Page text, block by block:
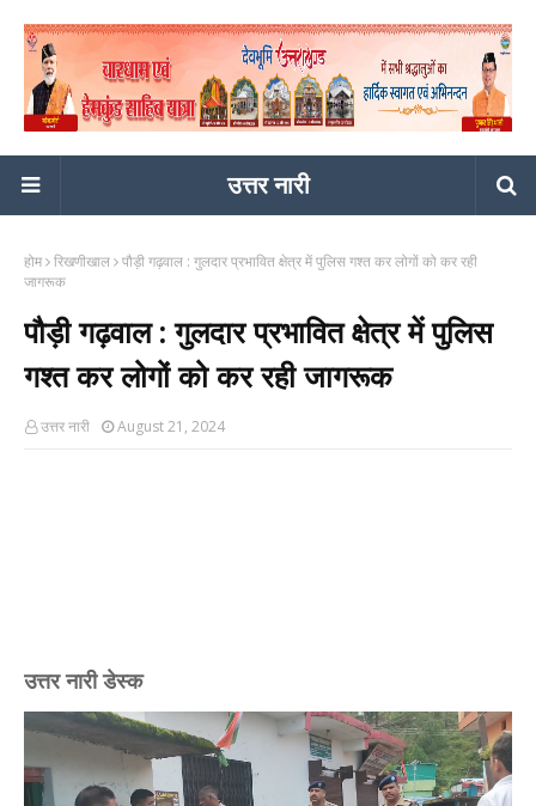
उत्तर नारी
होम रिखणीखाल पौड़ी गढ़वाल : गुलदार प्रभावित क्षेत्र में पुलिस गश्त कर लोगों को कर रही
जागरूक
पौड़ी गढ़वाल : गुलदार प्रभावित क्षेत्र में पुलिस
गश्त कर लोगों को कर रही जागरूक
उत्तर नारी August 21, 2024
उत्तर नारी डेस्क